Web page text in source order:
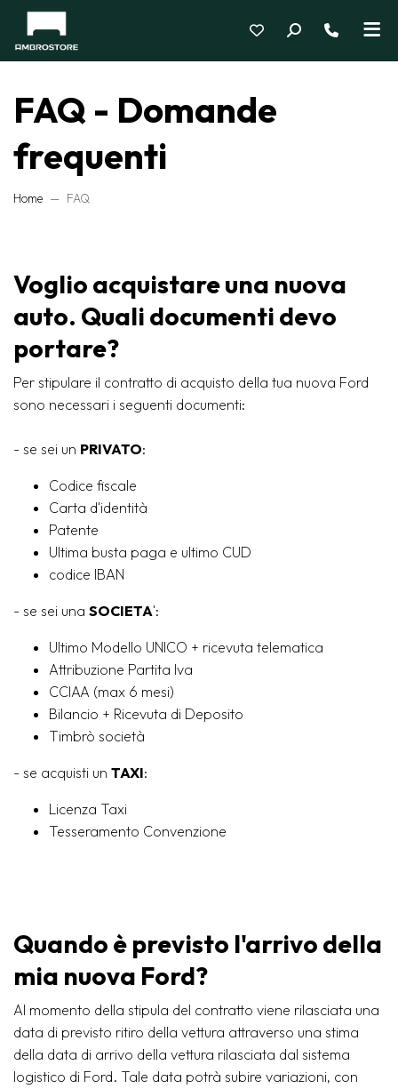
FAQ - Domande
frequenti
Home FAQ
Voglio acquistare una nuova
auto. Quali documenti devo
portare?
Per stipulare il contratto di acquisto della tua nuova Ford
sono necessari i seguenti documenti:
- se sei un PRIVATO:
Codice fiscale
Carta d'identità
Patente
Ultima busta paga e ultimo CUD
codice IBAN
- se sei una SOCIETA':
Ultimo Modello UNICO + ricevuta telematica
Attribuzione Partita Iva
CCIAA (max 6 mesi)
Bilancio + Ricevuta di Deposito
Timbrò società
- se acquisti un TAXI:
Licenza Taxi
Tesseramento Convenzione
Quando è previsto l'arrivo della
mia nuova Ford?
Al momento della stipula del contratto viene rilasciata una
data di previsto ritiro della vettura attraverso una stima
della data di arrivo della vettura rilasciata dal sistema
logistico di Ford. Tale data potrà subire variazioni, con